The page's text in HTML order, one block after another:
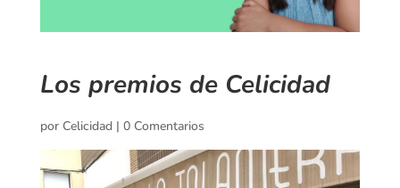
Los premios de Celicidad
por Celicidad| 0 Comentarios